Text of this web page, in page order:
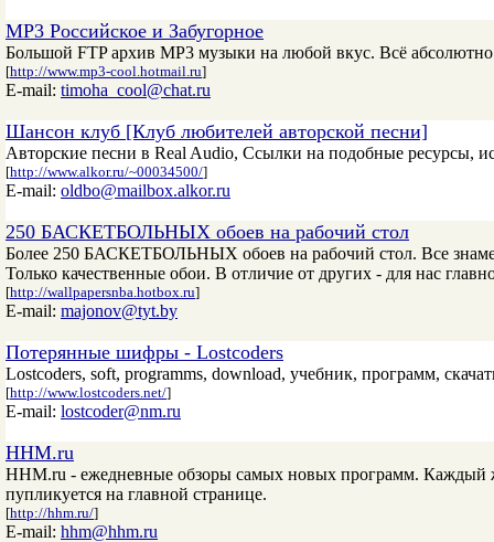
MP3 Российское и Забугорное
Большой FTP архив MP3 музыки на любой вкус. Всё
[http://www.mp3-cool.hotmail.ru]
E-mail: timoha_cool@chat.ru
Шансон клуб [Клуб любителей авторской песни]
Авторские песни в Real Audio, Ссылки на подобные ресурсы,
[http://www.alkor.ru/~00034500/]
E-mail: oldbo@mailbox.alkor.ru
250 БАСКЕТБОЛЬНЫХ обоев на рабочий стол
Более 250 БАСКЕТБОЛЬНЫХ обоев на рабочий стол. Все
Только качественные обои. В отличие от других - для нас
[http://wallpapersnba.hotbox.ru]
E-mail: majonov@tyt.by
Потерянные шифры - Lostcoders
Lostcoders, soft, programms, download, учебник, программ,
[http://www.lostcoders.net/]
E-mail: lostcoder@nm.ru
HHM.ru
HHM.ru - ежедневные обзоры самых новых программ. Каждый
пупликуется на главной странице.
[http://hhm.ru/]
E-mail: hhm@hhm.ru